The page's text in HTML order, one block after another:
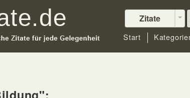
Zitate
Start